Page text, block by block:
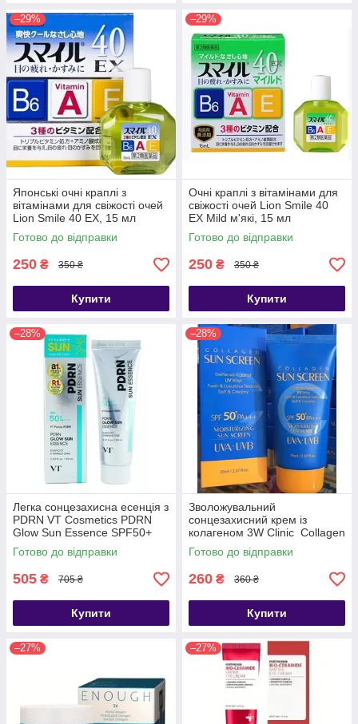
–29%
Японські очні краплі з
вітамінами для свіжості очей
Lion Smile 40 EX, 15 мл
Готово до відправки
250 ₴ 350 ₴
Купити
–29%
Очні краплі з вітамінами для
свіжості очей Lion Smile 40
EX Mild м'які, 15 мл
Готово до відправки
250 ₴ 350 ₴
Купити
–28%
Легка сонцезахисна есенція з
PDRN VT Cosmetics PDRN
Glow Sun Essence SPF50+
PA+++, 50 мл
Готово до відправки
505 ₴ 705 ₴
Купити
–28%
Зволожувальний
сонцезахисний крем із
колагеном 3W Clinic Collagen
Sun Screen SPF50+ PA+++,
50 мл
Готово до відправки
260 ₴ 360 ₴
Купити
–27% –27%